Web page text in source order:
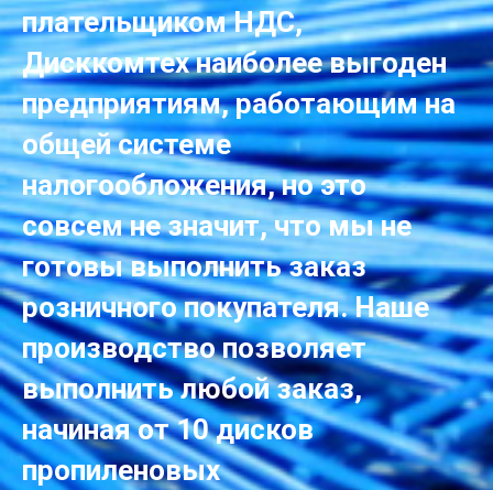
плательщиком НДС,
Дисккомтех наиболее выгоден
предприятиям, работающим на
общей системе
налогообложения, но это
совсем не значит, что мы не
готовы выполнить заказ
розничного покупателя. Наше
производство позволяет
выполнить любой заказ,
начиная от 10 дисков
пропиленовых